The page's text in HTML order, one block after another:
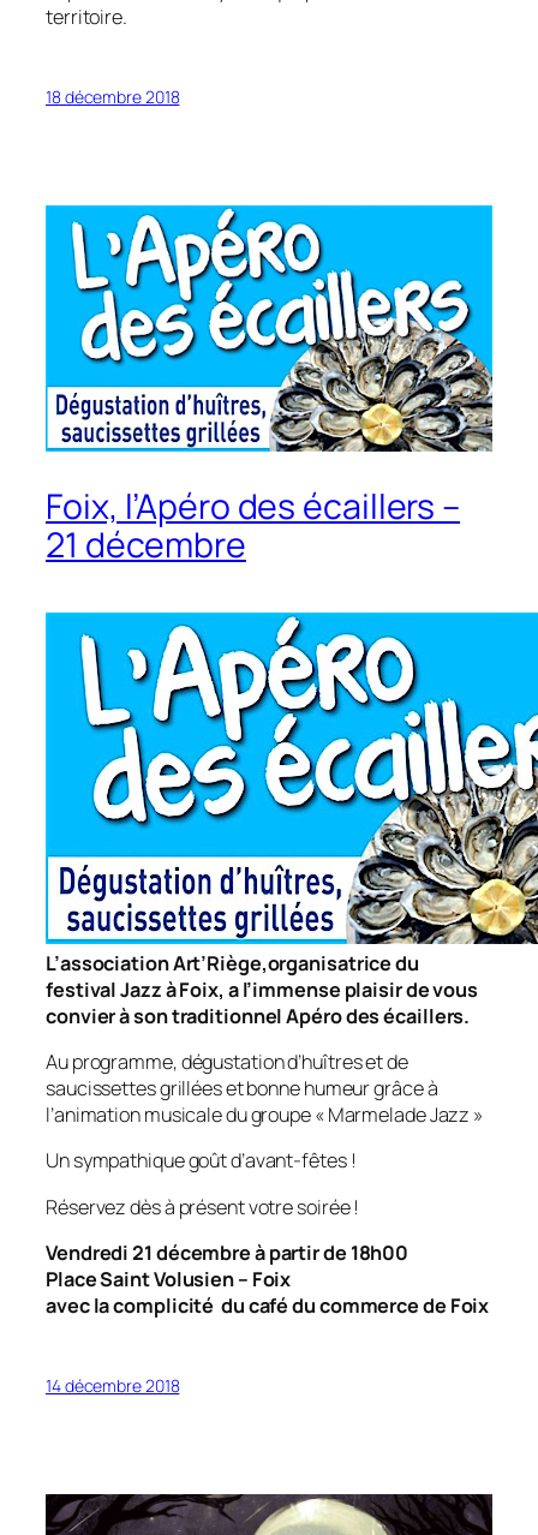
territoire.
18 décembre 2018
Foix, l’Apéro des écaillers –
21 décembre
L’association Art’Riège,organisatrice du
festival Jazz à Foix, a l’immense plaisir de vous
convier à son traditionnel Apéro des écaillers.
Au programme, dégustation d’huîtres et de
saucissettes grillées et bonne humeur grâce à
l’animation musicale du groupe « Marmelade Jazz »
Un sympathique goût d’avant-fêtes !
Réservez dès à présent votre soirée !
Vendredi 21 décembre à partir de 18h00
Place Saint Volusien – Foix
avec la complicité du café du commerce de Foix
14 décembre 2018